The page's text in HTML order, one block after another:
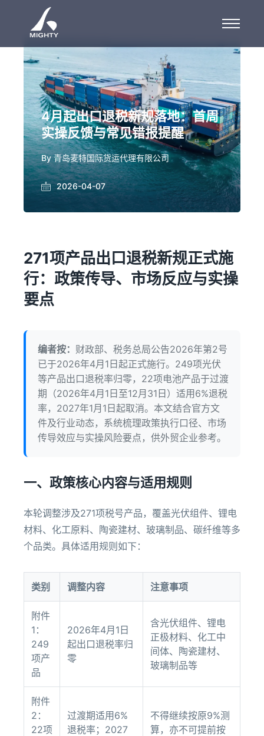
4月起出口退税新规落地：首周
实操反馈与常见错报提醒
By青岛麦特国际货运代理有限公司
2026-04-07
271项产品出口退税新规正式施
行：政策传导、市场反应与实操
要点
编者按： 财政部、税务总局公告2026年第2号
已于2026年4月1日起正式施行。249项光伏
等产品出口退税率归零，22项电池产品于过渡
期（2026年4月1日至12月31日）适用6%退税
率，2027年1月1日起取消。本文结合官方文
件及行业动态，系统梳理政策执行口径、市场
传导效应与实操风险要点，供外贸企业参考。
一、政策核心内容与适用规则
本轮调整涉及271项税号产品，覆盖光伏组件、锂电
材料、化工原料、陶瓷建材、玻璃制品、碳纤维等多
个品类。具体适用规则如下：
类别 调整内容 注意事项
附件
1：
249
项产
品
2026年4月1日
起出口退税率归
零
含光伏组件、锂电
正极材料、化工中
间体、陶瓷建材、
玻璃制品等
附件
2：
22项
过渡期适用6%
退税率；2027
不得继续按原9%测
算，亦不可提前按